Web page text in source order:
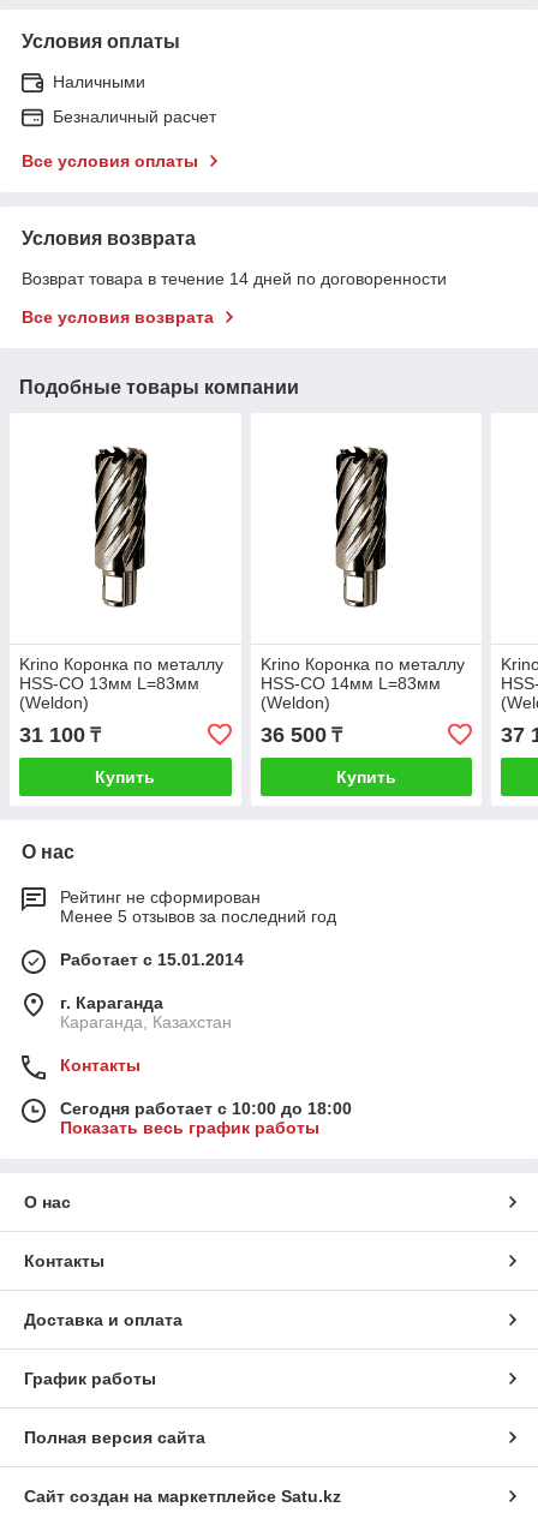
Условия оплаты
Наличными
Безналичный расчет
Все условия оплаты
Условия возврата
Возврат товара в течение 14 дней по договоренности
Все условия возврата
Подобные товары компании
Krino Коронка по металлу
HSS-CO 13мм L=83мм
(Weldon)
31 100 ₸
Купить
Krino Коронка по металлу
HSS-CO 14мм L=83мм
(Weldon)
36 500₸
Купить
37
О нас
Рейтинг не сформирован
Менее 5 отзывов за последний год
Работает с 15.01.2014
г. Караганда
Караганда, Казахстан
Контакты
Сегодня работает с 10:00 до 18:00
Показать весь график работы
О нас
Контакты
Доставка и оплата
График работы
Полная версия сайта
Сайт создан на маркетплейсе Satu.kz